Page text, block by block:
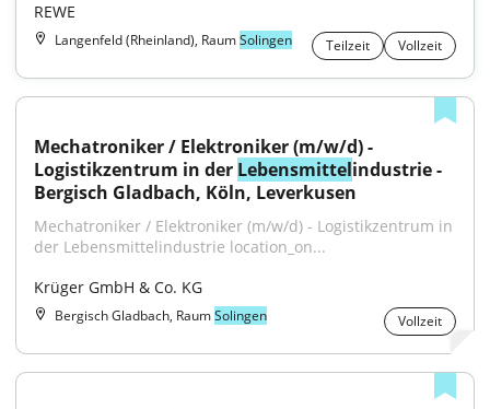
REWE
Langenfeld (Rheinland), RaumSolingen Teilzeit Vollzeit
Mechatroniker / Elektroniker (m/w/d) -
Logistikzentrum in der Lebensmittelindustrie -
Bergisch Gladbach, Köln, Leverkusen
Mechatroniker / Elektroniker (m/w/d) - Logistikzentrum in
der Lebensmittelindustrie location_on...
Krüger GmbH & Co. KG
Bergisch Gladbach, RaumSolingen Vollzeit